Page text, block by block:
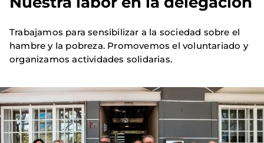
Trabajamos para sensibilizar a la sociedad sobre el
hambre y la pobreza. Promovemos el voluntariado y
organizamos actividades solidarias.